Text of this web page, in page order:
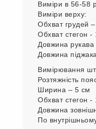
- 71 см
Вимірювання
Розтяжність
Ширина – 5 см
Обхват стегон -
Довжина
По
з урахуванням
Виміри в 56-58
Виміри верху:
Обхват грудей
Обхват стегон